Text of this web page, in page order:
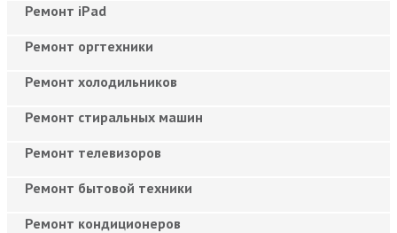
Ремонт iPad
Ремонт оргтехники
Ремонт холодильников
Ремонт стиральных машин
Ремонт телевизоров
Ремонт бытовой техники
Ремонт кондиционеров